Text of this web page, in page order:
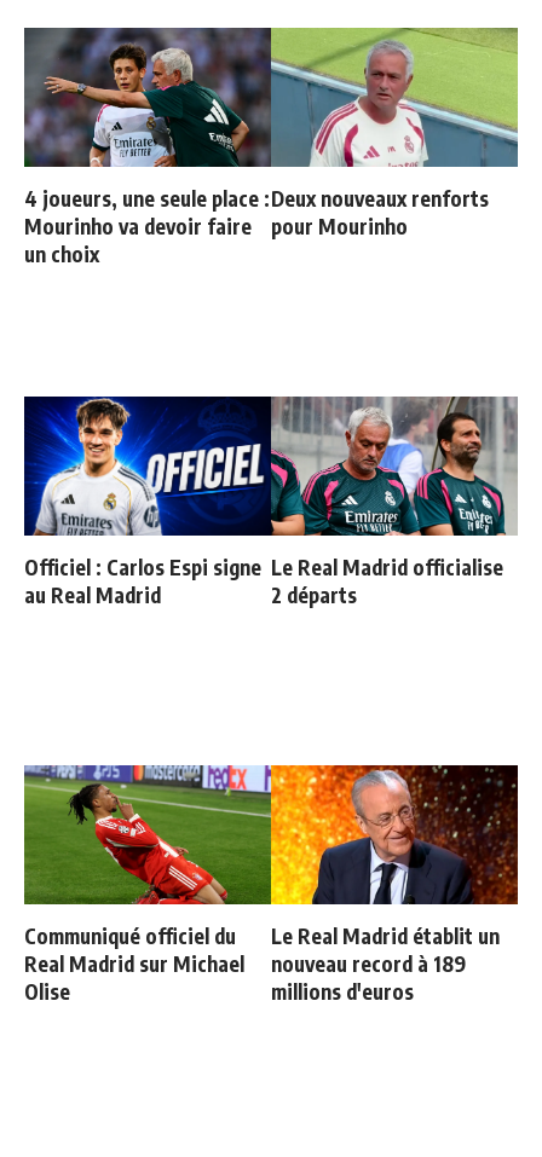
4 joueurs, une seule place :
Mourinho va devoir faire
un choix
Deux nouveaux renforts
pour Mourinho
Officiel : Carlos Espi signe
au Real Madrid
Le Real Madrid officialise
2 départs
Communiqué officiel du
Real Madrid sur Michael
Olise
Le Real Madrid établit un
nouveau record à 189
millions d'euros